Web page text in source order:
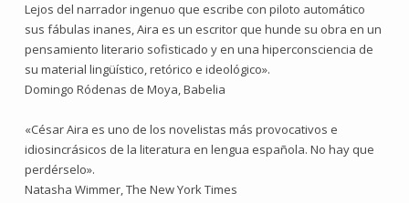
Lejos del narrador ingenuo que escribe con piloto automático
sus fábulas inanes, Aira es un escritor que hunde su obra en un
pensamiento literario sofisticado y en una hiperconsciencia de
su material lingüístico, retórico e ideológico».
Domingo Ródenas de Moya, Babelia
«César Aira es uno de los novelistas más provocativos e
idiosincrásicos de la literatura en lengua española. No hay que
perdérselo».
Natasha Wimmer, The New York Times